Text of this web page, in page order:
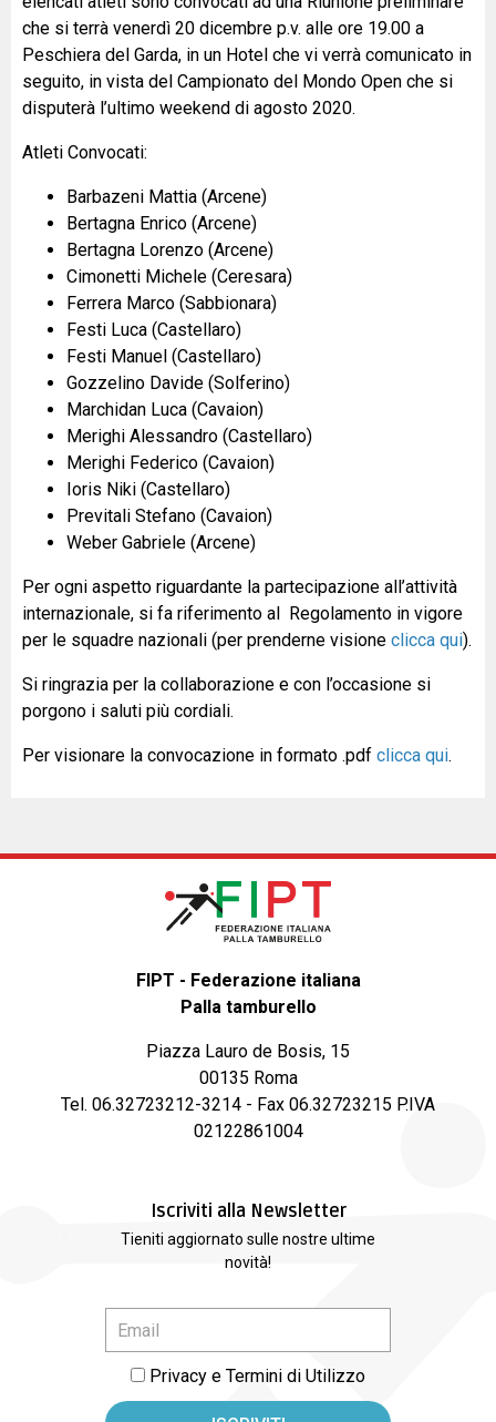
TAMBEACH
NEWS
DOCUMENTI
GIUSTIZIA SPORTIVA
COMMISSIONE TECNICA
FEDERAZIONE TRASPARENTE
TESSERAMENTO
che si terrà venerdì 20 dicembre p.v. alle ore 19.00 a
Peschiera del Garda, in un Hotel che vi verrà comunicato in
seguito, in vista del Campionato del Mondo Open che si
disputerà l’ultimo weekend di agosto 2020.
Atleti Convocati:
Barbazeni Mattia (Arcene)
Bertagna Enrico (Arcene)
Bertagna Lorenzo (Arcene)
Cimonetti Michele (Ceresara)
Ferrera Marco (Sabbionara)
Festi Luca (Castellaro)
Festi Manuel (Castellaro)
Gozzelino Davide (Solferino)
Marchidan Luca (Cavaion)
Merighi Alessandro (Castellaro)
Merighi Federico (Cavaion)
Ioris Niki (Castellaro)
Previtali Stefano (Cavaion)
Weber Gabriele (Arcene)
Per ogni aspetto riguardante la partecipazione all’attività
internazionale, si fa riferimento al Regolamento in vigore
per le squadre nazionali (per prenderne visione clicca qui).
Si ringrazia per la collaborazione e con l’occasione si
porgono i saluti più cordiali.
Per visionare la convocazione in formato .pdf clicca qui.
FIPT - Federazione italiana
Palla tamburello
Piazza Lauro de Bosis, 15
00135 Roma
Tel. 06.32723212-3214 - Fax 06.32723215 P.IVA
02122861004
Iscriviti alla Newsletter
Tieniti aggiornato sulle nostre ultime
novità!
Privacy e Termini di Utilizzo